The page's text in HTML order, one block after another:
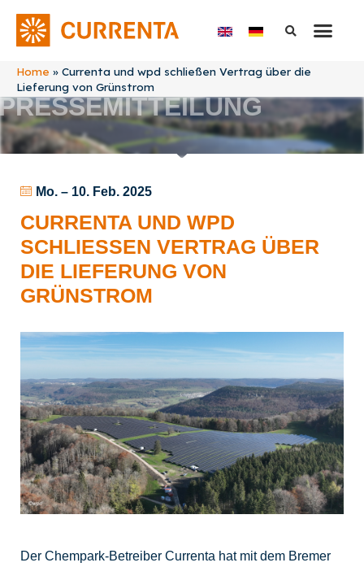
Home » Currenta und wpd schließen Vertrag über die
Lieferung von Grünstrom
Mo. – 10. Feb. 2025
CURRENTA UND WPD
SCHLIESSEN VERTRAG ÜBER D
IE LIEFERUNG VON G
RÜNSTROM
Der Chempark-Betreiber Currenta hat mit dem Bremer